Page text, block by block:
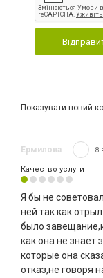
Показувати новий
Ермилова 8
Качество услуги
Я бы не
ней так как
было
как она не знает
которые она
отказ,не говоря